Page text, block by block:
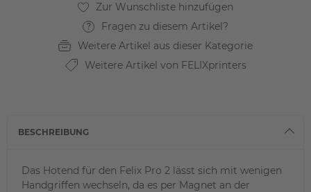
Fragen zu diesem Artikel?
Weitere Artikel aus dieser Kategorie
Weitere Artikel von FELIXprinters
BESCHREIBUNG
Das Hotend für den Felix Pro 2 lässt sich mit wenigen
Handgriffen wechseln, da es per Magnet an der